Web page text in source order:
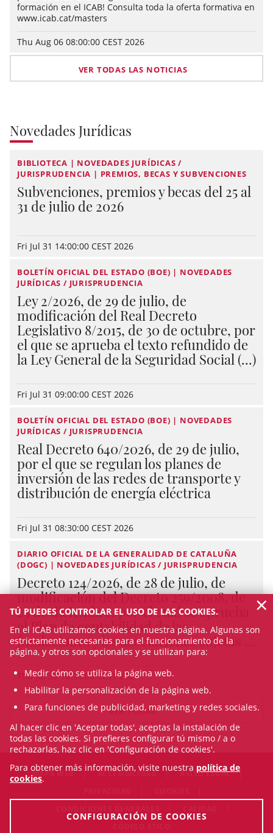
formación en el ICAB! Consulta toda la oferta formativa en
www.icab.cat/masters
Thu Aug 06 08:00:00 CEST 2026
VER TODAS LAS NOTICIAS
Novedades Jurídicas
BIBLIOTECA | NOVEDADES JURÍDICAS /
JURISPRUDENCIA | PREMIOS, BECAS Y SUBVENCIONES
Subvenciones, premios y becas del 25 al
31 de julio de 2026
Fri Jul 31 14:00:00 CEST 2026
BOLETÍN OFICIAL DEL ESTADO (BOE) | NOVEDADES
JURÍDICAS / JURISPRUDENCIA
Ley 2/2026, de 29 de julio, de
modificación del Real Decreto
Legislativo 8/2015, de 30 de octubre, por
el que se aprueba el texto refundido de
la Ley General de la Seguridad Social (...)
Fri Jul 31 09:00:00 CEST 2026
BOLETÍN OFICIAL DEL ESTADO (BOE) | NOVEDADES
JURÍDICAS / JURISPRUDENCIA
Real Decreto 640/2026, de 29 de julio,
por el que se regulan los planes de
inversión de las redes de transporte y
distribución de energía eléctrica
Fri Jul 31 08:30:00 CEST 2026
DIARIO OFICIAL DE LA GENERALIDAD DE CATALUÑA
(DOGC) | NOVEDADES JURÍDICAS / JURISPRUDENCIA
Decreto 124/2026, de 28 de julio, de
modificación del Decreto 259/2008, de
23 de diciembre, por el cual se aprueba
el Plan de contabilidad de las
fundaciones y las asociaciones sujetas ...
Thu Jul 30 10:38:00 CEST 2026
VER TODAS
MAPA WEB ACCESIBILIDAD
AVISO LEGAL
TÚ PUEDES CONTROLAR EL USO DE LAS COOKIES.
En el ICAB utilizamos cookies en nuestra página. Algunas son
estrictamente necesarias para el funcionamiento de la
página, y otros son opcionales y se utilizan para:
Medir cómo se utiliza la página web.
Habilitar la personalización de la página web.
Para funciones de publicidad, marketing y redes sociales.
Al hacer clic en 'Aceptar todas', aceptas la instalación de
todas las cookies. Si prefieres configurar tú mismo / a o
rechazarlas, haz clic en 'Configuración de cookies'.
Para obtener más información, visite nuestra política de
cookies.
CONFIGURACIÓN DE COOKIES
×